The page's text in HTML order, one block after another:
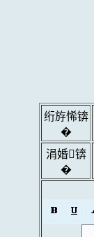
绗斿悕锛
�
涓婚锛
�